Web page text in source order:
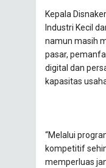
Kepala
Industri Kecil
namun masih
pasar,
digital dan
kapasitas
“Melalui
kompetitif
memperluas